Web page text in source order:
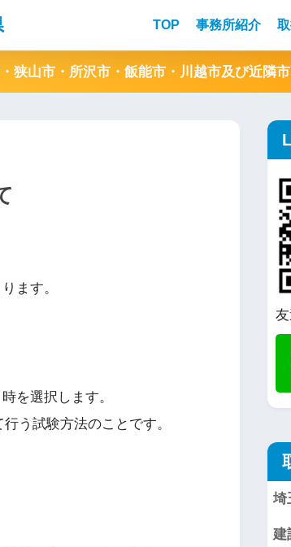
TOP 事務所紹介
狭山市・所沢市・飯能市・川越市及び近隣
ます。
を選択します。
う試験方法のことです。
埼
建